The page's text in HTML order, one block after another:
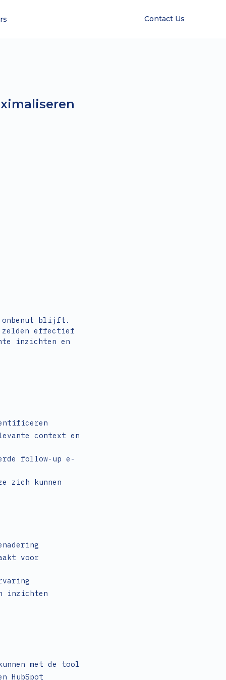
Contact Us
onbenut blijft.
zelden effectief
inzichten en
context en
follow-up e-
zich kunnen
voor
inzichten
met de tool
HubSpot